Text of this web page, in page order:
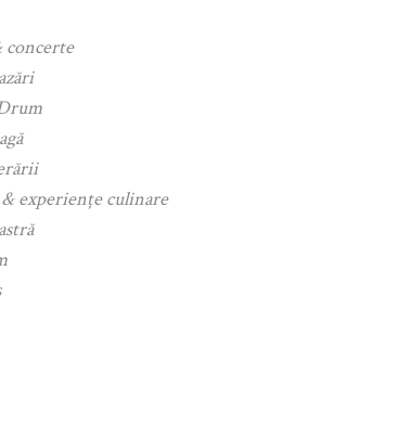
concerte
experiențe culinare